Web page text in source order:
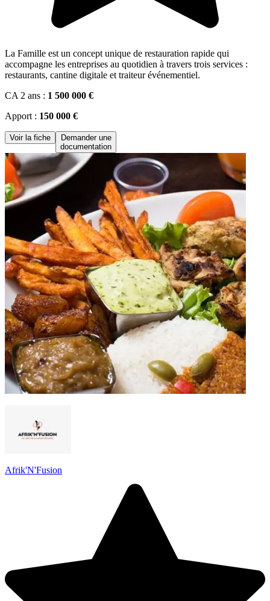
La Famille est un concept unique de restauration rapide qui
accompagne les entreprises au quotidien à travers trois services :
restaurants, cantine digitale et traiteur événementiel.
CA 2 ans : 1 500 000 €
Apport : 150 000 €
Voir la fiche
Demander une
documentation
Afrik'N'Fusion